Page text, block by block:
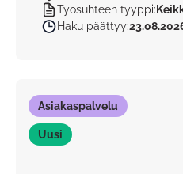
Työsuhteen tyyppi:
Haku päättyy:
Asiakaspalvelu
Uusi